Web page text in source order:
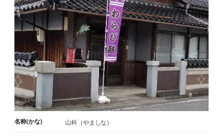
名称(かな) 山科（やましな）